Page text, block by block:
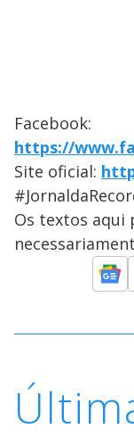
Facebook:
https://
Site oficial:
Os textos aqui